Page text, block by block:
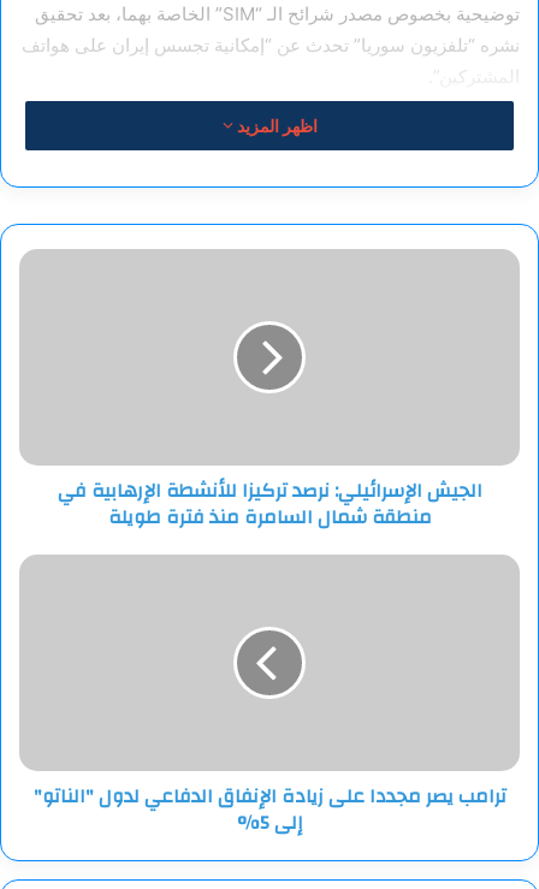
توضيحية بخصوص مصدر شرائح الـ “SIM” الخاصة بهما، بعد تحقيق
نشره “تلفزيون سوريا” تحدث عن “إمكانية تجسس إيران على هواتف
المشتركين”.
اظهر المزيد
الجيش
شمال
السامرة
طويلة
الجيش الإسرائيلي: نرصد تركيزا للأنشطة الإرهابية في
منطقة شمال السامرة منذ فترة طويلة
ترامب
"الناتو"
إلى
ترامب يصر مجددا على زيادة الإنفاق الدفاعي لدول "الناتو"
إلى 5%